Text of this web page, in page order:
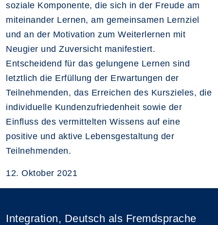
soziale Komponente, die sich in der Freude am
miteinander Lernen, am gemeinsamen Lernziel
und an der Motivation zum Weiterlernen mit
Neugier und Zuversicht manifestiert.
Entscheidend für das gelungene Lernen sind
letztlich die Erfüllung der Erwartungen der
Teilnehmenden, das Erreichen des Kurszieles, die
individuelle Kundenzufriedenheit sowie der
Einfluss des vermittelten Wissens auf eine
positive und aktive Lebensgestaltung der
Teilnehmenden.
12. Oktober 2021
Integration, Deutsch als Fremdsprache